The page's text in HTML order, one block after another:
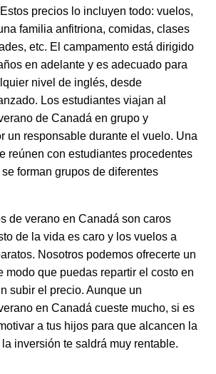
precios lo incluyen todo: vuelos,
familia anfitriona, comidas, clases
etc. El campamento está dirigido
en adelante y es adecuado para
nivel de inglés, desde
Los estudiantes viajan al
de Canadá en grupo y
un responsable durante el vuelo. Una
reúnen con estudiantes procedentes
forman grupos de diferentes
de verano en Canadá son caros
de la vida es caro y los vuelos a
Nosotros podemos ofrecerte un
modo que puedas repartir el costo en
subir el precio. Aunque un
en Canadá cueste mucho, si es
a tus hijos para que alcancen la
inversión te saldrá muy rentable.